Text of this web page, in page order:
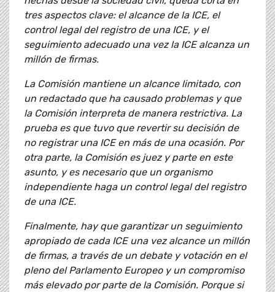
tres aspectos clave: el alcance de la ICE, el
control legal del registro de una ICE, y el
seguimiento adecuado una vez la ICE alcanza un
millón de firmas.
La Comisión mantiene un alcance limitado, con
un redactado que ha causado problemas y que
la Comisión interpreta de manera restrictiva. La
prueba es que tuvo que revertir su decisión de
no registrar una ICE en más de una ocasión. Por
otra parte, la Comisión es juez y parte en este
asunto, y es necesario que un organismo
independiente haga un control legal del registro
de una ICE.
Finalmente, hay que garantizar un seguimiento
apropiado de cada ICE una vez alcance un millón
de firmas, a través de un debate y votación en el
pleno del Parlamento Europeo y un compromiso
más elevado por parte de la Comisión. Porque si